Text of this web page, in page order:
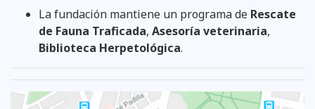
La fundación mantiene un programa de Rescate
de Fauna Traficada, Asesoría veterinaria,
Biblioteca Herpetológica.